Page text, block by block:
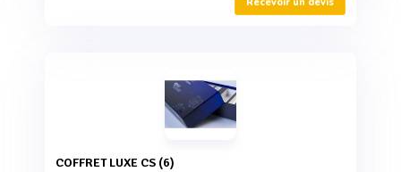
COFFRET LUXE CS (6)